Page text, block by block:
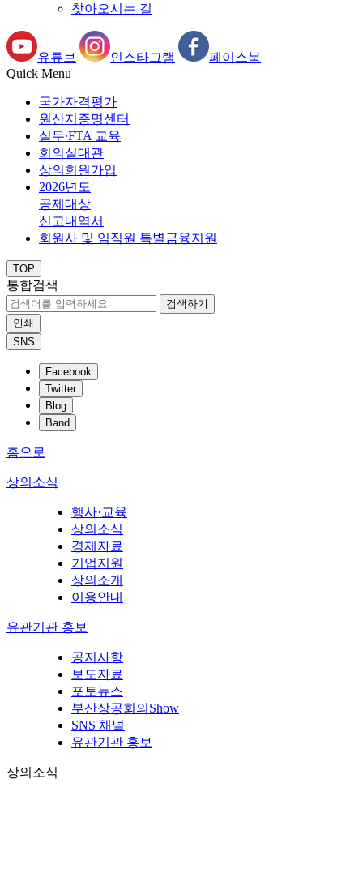
찾아오시는 길
유튜브 인스타그램
페이스북
Quick Menu
국가자격평가
원산지증명센터
실무∙FTA 교육
회의실대관
상의회원가입
2026년도
공제대상
신고내역서
회원사 및 임직원 특별금융지원
TOP
통합검색
검색하기
인쇄
SNS
Facebook
Twitter
Blog
Band
홈으로
상의소식
행사·교육
상의소식
경제자료
기업지원
상의소개
이용안내
유관기관 홍보
공지사항
보도자료
포토뉴스
부산상공회의Show
SNS 채널
유관기관 홍보
상의소식